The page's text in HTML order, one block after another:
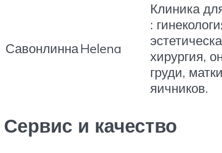
СавонлиннаHelena
Клиника
:
хирургия,
груди,
яичников.
Сервис и качество